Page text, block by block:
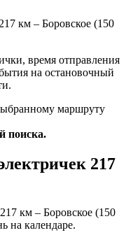
км – Боровское (150
время отправления
на остановочный
маршруту
поиска.
217
км – Боровское (150
на календаре.